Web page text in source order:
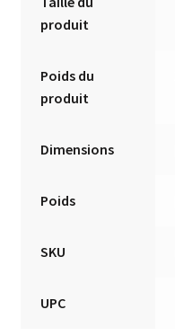
produit
Poids du
produit
Dimensions
Poids
SKU
UPC